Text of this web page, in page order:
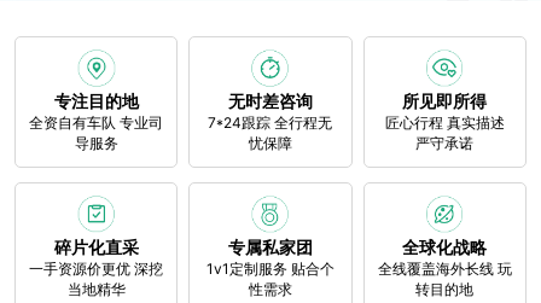
专注目的地
全资自有车队 专业司
导服务
无时差咨询
7*24跟踪 全行程无
忧保障
所见即所得
匠心行程 真实描述
严守承诺
碎片化直采
一手资源价更优 深挖
当地精华
专属私家团
1v1定制服务 贴合个
性需求
全球化战略
全线覆盖海外长线 玩
转目的地